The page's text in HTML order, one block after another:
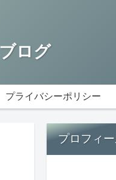
ログ
プライバシーポリシー
プロフィ